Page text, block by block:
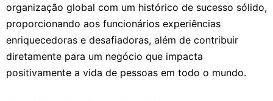
organização global com um histórico de sucesso sólido,
proporcionando aos funcionários experiências
enriquecedoras e desafiadoras, além de contribuir
diretamente para um negócio que impacta
positivamente a vida de pessoas em todo o mundo.